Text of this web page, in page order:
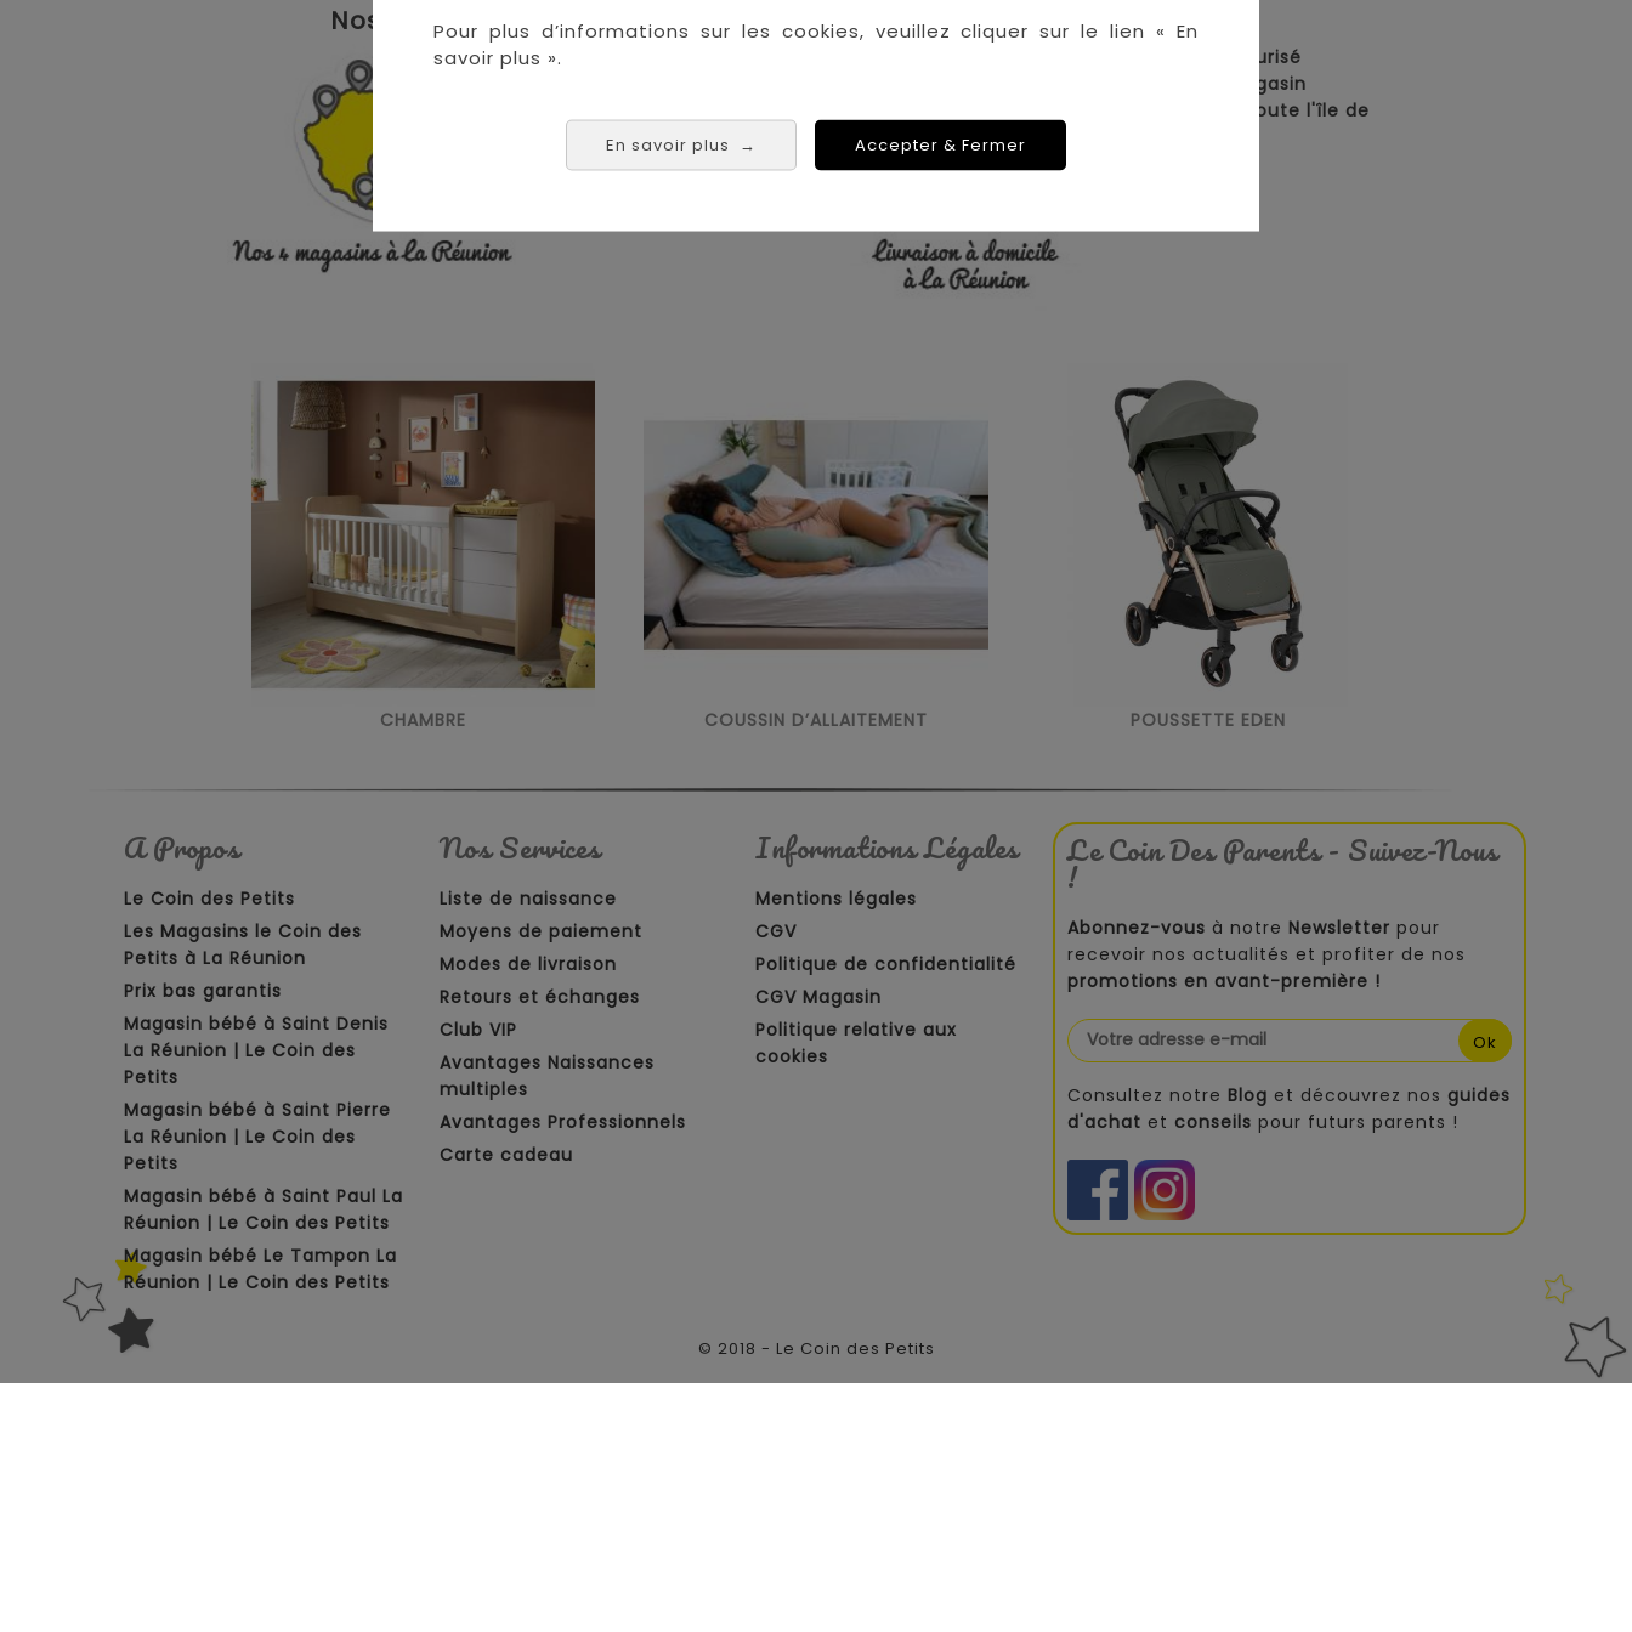
Pour plus d’informations sur les cookies, veuillez cliquer sur le lien « En
savoir plus ».
En savoir plus → Accepter & Fermer
Nos magasins à La Réunion : Achat en ligne :
• Saint Denis
• Tampon
• Paiement sécurisé
• Retrait en magasin
• Livraison sur toute l'île de
CHAMBRE COUSSIN D’ALLAITEMENT POUSSETTE EDEN
A Propos
Le Coin des Petits
Les Magasins le Coin des
Petits à La Réunion
Prix bas garantis
Magasin bébé à Saint Denis
La Réunion | Le Coin des
Petits
Magasin bébé à Saint Pierre
La Réunion | Le Coin des
Petits
Magasin bébé à Saint Paul La
Réunion | Le Coin des Petits
Magasin bébé Le Tampon La
Réunion | Le Coin des Petits
Nos Services
Liste de naissance
Moyens de paiement
Modes de livraison
Retours et échanges
Club VIP
Avantages Naissances
multiples
Avantages Professionnels
Carte cadeau
Informations Légales
Mentions légales
CGV
Politique de confidentialité
CGV Magasin
Politique relative aux
cookies
Le Coin Des Parents - Suivez-Nous
!
Abonnez-vous à notre Newsletter pour
recevoir nos actualités et profiter de nos
promotions en avant-première !
Consultez notre Blog et découvrez nos guides
d'achat et conseils pour futurs parents !
© 2018 - Le Coin des Petits